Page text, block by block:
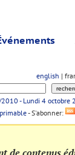
english |
- Lundi 4 octobre
- S'abonner: